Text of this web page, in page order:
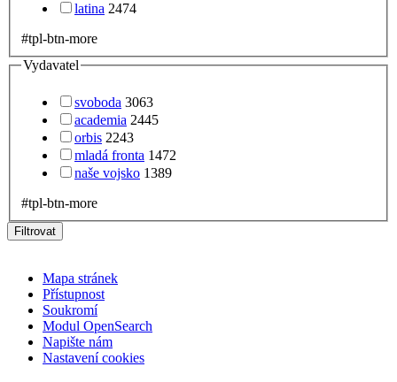
latina 2474
#tpl-btn-more
Vydavatel
svoboda 3063
academia 2445
orbis 2243
mladá fronta 1472
naše vojsko 1389
#tpl-btn-more
Filtrovat
Mapa stránek
Přístupnost
Soukromí
Modul OpenSearch
Napište nám
Nastavení cookies